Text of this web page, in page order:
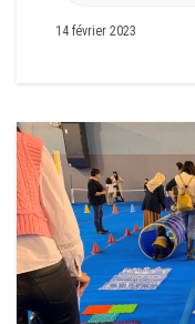
14 février 2023